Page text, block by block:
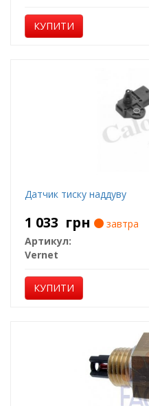
КУПИТИ
Датчик тиску наддуву
1 033 грн
завтра
Артикул:
Vernet
КУПИТИ